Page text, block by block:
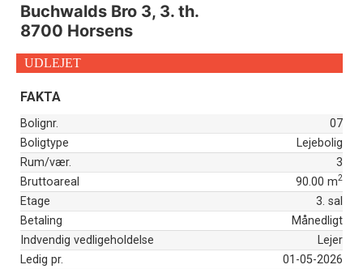
Buchwalds Bro 3, 3. th.
8700 Horsens
UDLEJET
FAKTA
Bolignr.
07
Boligtype
Lejebolig
Rum/vær.
3
Bruttoareal
90.00 m2
Etage
3. sal
Betaling
Månedligt
Indvendig vedligeholdelse
Lejer
Ledig pr.
01-05-2026